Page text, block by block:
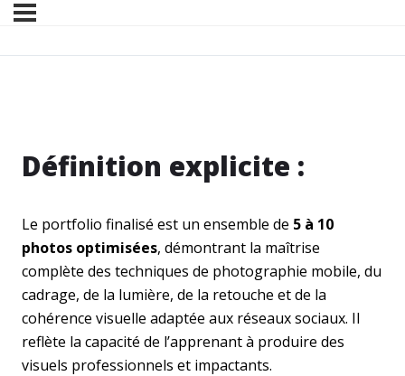
Définition explicite :
Le portfolio finalisé est un ensemble de 5 à 10
photos optimisées, démontrant la maîtrise
complète des techniques de photographie mobile, du
cadrage, de la lumière, de la retouche et de la
cohérence visuelle adaptée aux réseaux sociaux. Il
reflète la capacité de l’apprenant à produire des
visuels professionnels et impactants.